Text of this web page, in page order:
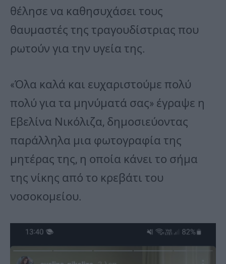
θέλησε να καθησυχάσει τους
θαυμαστές της τραγουδίστριας που
ρωτούν για την υγεία της.
«Όλα καλά και ευχαριστούμε πολύ
πολύ για τα μηνύματά σας» έγραψε η
Εβελίνα Νικόλιζα, δημοσιεύοντας
παράλληλα μια φωτογραφία της
μητέρας της, η οποία κάνει το σήμα
της νίκης από το κρεβάτι του
νοσοκομείου.